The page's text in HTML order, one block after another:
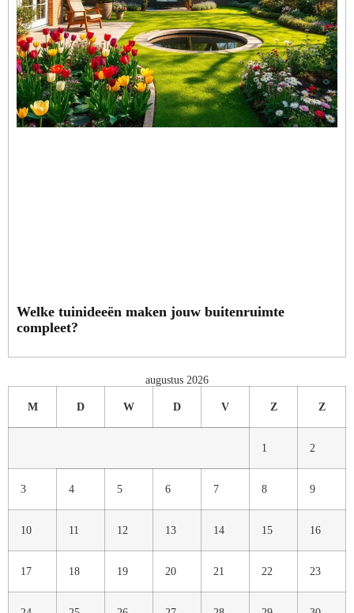
Welke tuinideeën maken jouw buitenruimte
compleet?
augustus 2026
M D W D V Z Z
1 2
3 4 5 6 7 8 9
10 11 12 13 14 15 16
17 18 19 20 21 22 23